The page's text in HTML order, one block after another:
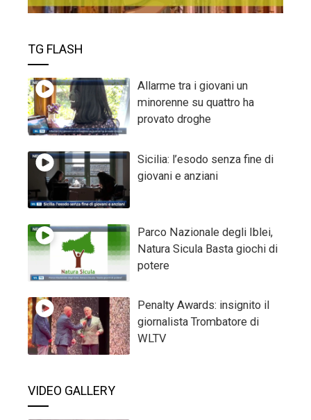
TG FLASH
Allarme tra i giovani un
minorenne su quattro ha
provato droghe
Sicilia: l’esodo senza fine di
giovani e anziani
Parco Nazionale degli Iblei,
Natura Sicula Basta giochi di
potere
Penalty Awards: insignito il
giornalista Trombatore di
WLTV
VIDEO GALLERY